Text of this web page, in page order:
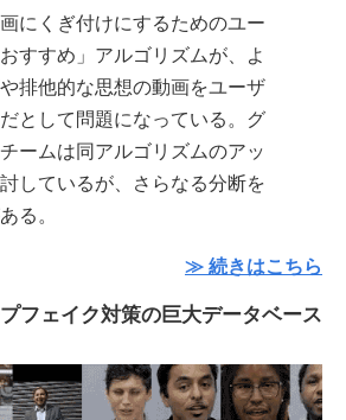
にくぎ付けにするためのユー
すすめ」アルゴリズムが、よ
排他的な思想の動画をユーザ
として問題になっている。グ
ームは同アルゴリズムのアッ
しているが、さらなる分断を
る。
≫ 続きはこちら
フェイク対策の巨大データベース